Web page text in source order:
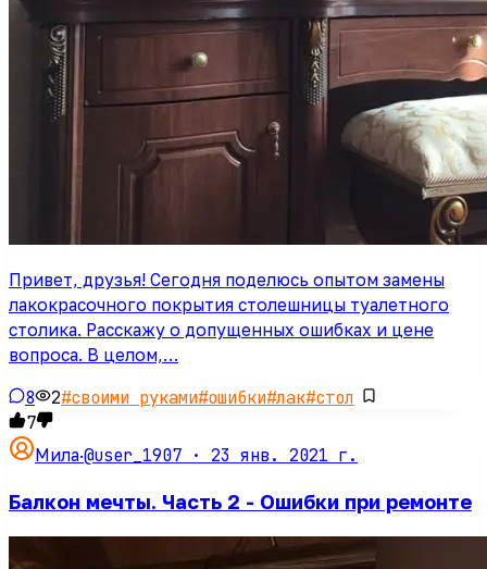
Привет, друзья! Сегодня поделюсь опытом замены
лакокрасочного покрытия столешницы туалетного
столика. Расскажу о допущенных ошибках и цене
вопроса. В целом,…
8 2#своими руками#ошибки#лак#стол
7
Мила·@user_1907 · 23 янв. 2021 г.
Балкон мечты. Часть 2 - Ошибки при ремонте